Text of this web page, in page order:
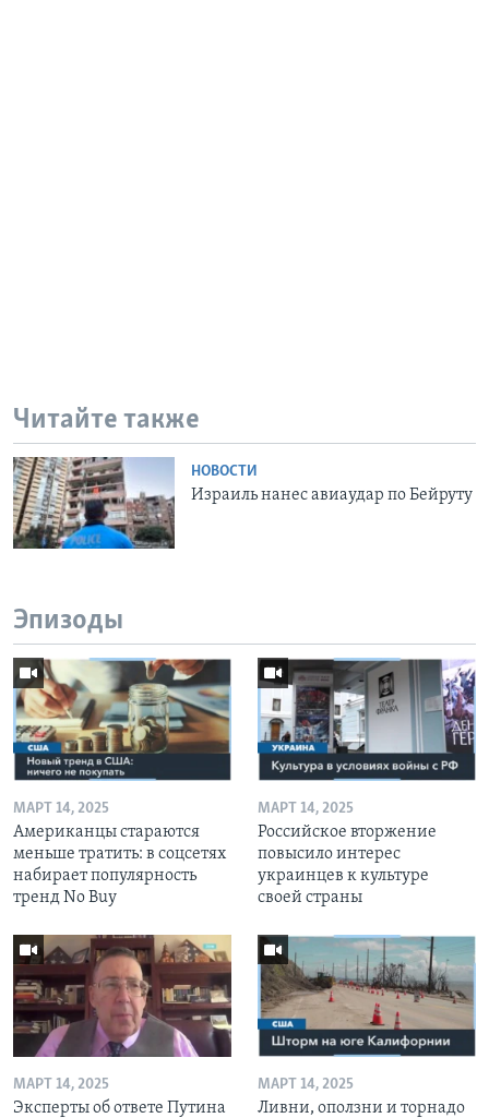
Читайте также
НОВОСТИ
Израиль нанес авиаудар по Бейруту
Эпизоды
МАРТ 14, 2025
Американцы стараются
меньше тратить: в соцсетях
набирает популярность
тренд No Buy
МАРТ 14, 2025
Российское вторжение
повысило интерес
украинцев к культуре
своей страны
МАРТ 14, 2025
Эксперты об ответе Путина
МАРТ 14, 2025
Ливни, оползни и торнадо